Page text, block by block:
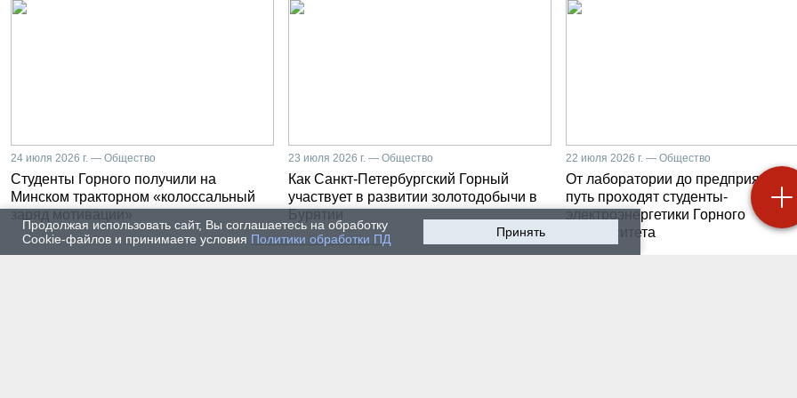
Продолжая использовать сайт, Вы соглашаетесь на обработку
Cookie-файлов и принимаете условия Политики обработки ПД Принять
24 июля 2026 г. — Общество
Студенты Горного получили на
Минском тракторном «колоссальный
заряд мотивации»
23 июля 2026 г. — Общество
Как Санкт-Петербургский Горный
участвует в развитии золотодобычи в
Бурятии
22 июля 2026 г. — Общество
От лаборатории до предприятия:
путь проходят студенты-
электроэнергетики Горного
университета